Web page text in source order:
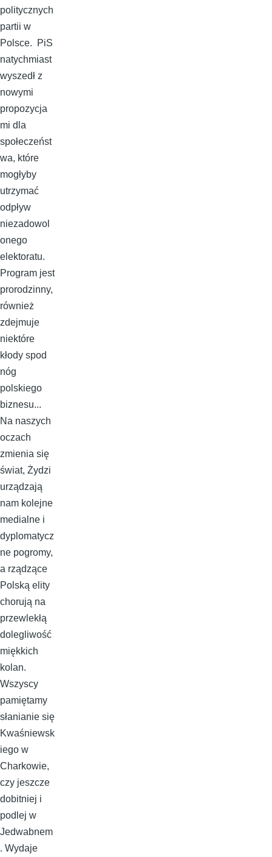
politycznych
partii w
Polsce. PiS
natychmiast
wyszedł z
nowymi
propozycja
mi dla
społeczeńst
wa, które
mogłyby
utrzymać
odpływ
niezadowol
onego
elektoratu.
Program jest
prorodzinny,
również
zdejmuje
niektóre
kłody spod
nóg
polskiego
biznesu...
Na naszych
oczach
zmienia się
świat, Żydzi
urządzają
nam kolejne
medialne i
dyplomatycz
ne pogromy,
a rządzące
Polską elity
chorują na
przewlekłą
dolegliwość
miękkich
kolan.
Wszyscy
pamiętamy
słanianie się
Kwaśniewsk
iego w
Charkowie,
czy jeszcze
dobitniej i
podlej w
Jedwabnem
. Wydaje